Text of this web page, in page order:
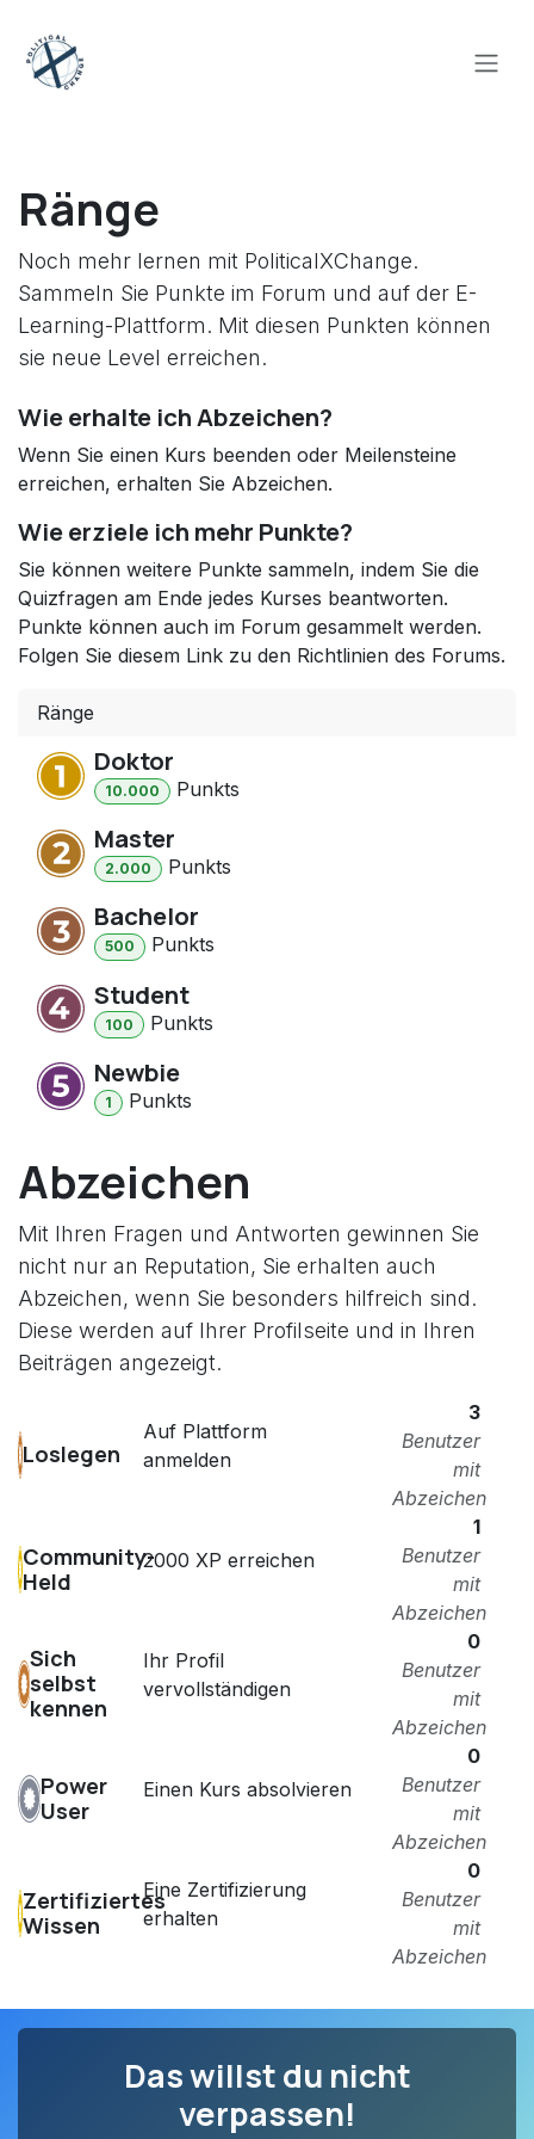
Ränge
Noch mehr lernen mit PoliticalXChange.
Sammeln Sie Punkte im Forum und auf der E-
Learning-Plattform. Mit diesen Punkten können
sie neue Level erreichen.
Wie erhalte ich Abzeichen?
Wenn Sie einen Kurs beenden oder Meilensteine
erreichen, erhalten Sie Abzeichen.
Wie erziele ich mehr Punkte?
Sie können weitere Punkte sammeln, indem Sie die
Quizfragen am Ende jedes Kurses beantworten.
Punkte können auch im Forum gesammelt werden.
Folgen Sie diesem Link zu den Richtlinien des Forums.
Ränge
Doktor
10.000 Punkts
Master
2.000 Punkts
Bachelor
500 Punkts
Student
100 Punkts
Newbie
1 Punkts
Abzeichen
Mit Ihren Fragen und Antworten gewinnen Sie
nicht nur an Reputation, Sie erhalten auch
Abzeichen, wenn Sie besonders hilfreich sind.
Diese werden auf Ihrer Profilseite und in Ihren
Beiträgen angezeigt.
Loslegen
Auf Plattform
anmelden
3
Benutzer
mit
Abzeichen
Community-
Held
2000 XP erreichen
1
Benutzer
mit
Abzeichen
Sich
selbst
kennen
Ihr Profil
vervollständigen
0
Benutzer
mit
Abzeichen
Power
User
Einen Kurs absolvieren
0
Benutzer
mit
Abzeichen
Zertifiziertes
Wissen
Eine Zertifizierung
erhalten
0
Benutzer
mit
Abzeichen
Das willst du nicht
verpassen!